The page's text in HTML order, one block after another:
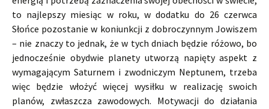
to najlepszy miesiąc w roku, w dodatku do 26 czerwca
Słońce pozostanie w koniunkcji z dobroczynnym Jowiszem
– nie znaczy to jednak, że w tych dniach będzie różowo, bo
jednocześnie obydwie planety utworzą napięty aspekt z
wymagającym Saturnem i zwodniczym Neptunem, trzeba
więc będzie włożyć więcej wysiłku w realizację swoich
planów, zwłaszcza zawodowych. Motywacji do działania